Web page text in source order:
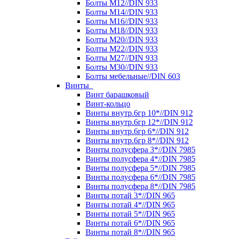
Болты М12//DIN 933
Болты М14//DIN 933
Болты М16//DIN 933
Болты М18//DIN 933
Болты М20//DIN 933
Болты М22//DIN 933
Болты М27//DIN 933
Болты М30//DIN 933
Болты мебельные//DIN 603
Винты
Винт барашковый
Винт-кольцо
Винты внутр.6гр 10*//DIN 912
Винты внутр.6гр 12*//DIN 912
Винты внутр.6гр 6*//DIN 912
Винты внутр.6гр 8*//DIN 912
Винты полусфера 3*//DIN 7985
Винты полусфера 4*//DIN 7985
Винты полусфера 5*//DIN 7985
Винты полусфера 6*//DIN 7985
Винты полусфера 8*//DIN 7985
Винты потай 3*//DIN 965
Винты потай 4*//DIN 965
Винты потай 5*//DIN 965
Винты потай 6*//DIN 965
Винты потай 8*//DIN 965